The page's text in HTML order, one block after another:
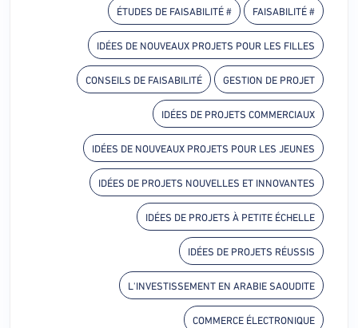
# FAISABILITÉ
# ÉTUDES DE FAISABILITÉ
IDÉES DE NOUVEAUX PROJETS POUR LES FILLES
GESTION DE PROJET
CONSEILS DE FAISABILITÉ
IDÉES DE PROJETS COMMERCIAUX
IDÉES DE NOUVEAUX PROJETS POUR LES JEUNES
IDÉES DE PROJETS NOUVELLES ET INNOVANTES
IDÉES DE PROJETS À PETITE ÉCHELLE
IDÉES DE PROJETS RÉUSSIS
L'INVESTISSEMENT EN ARABIE SAOUDITE
COMMERCE ÉLECTRONIQUE